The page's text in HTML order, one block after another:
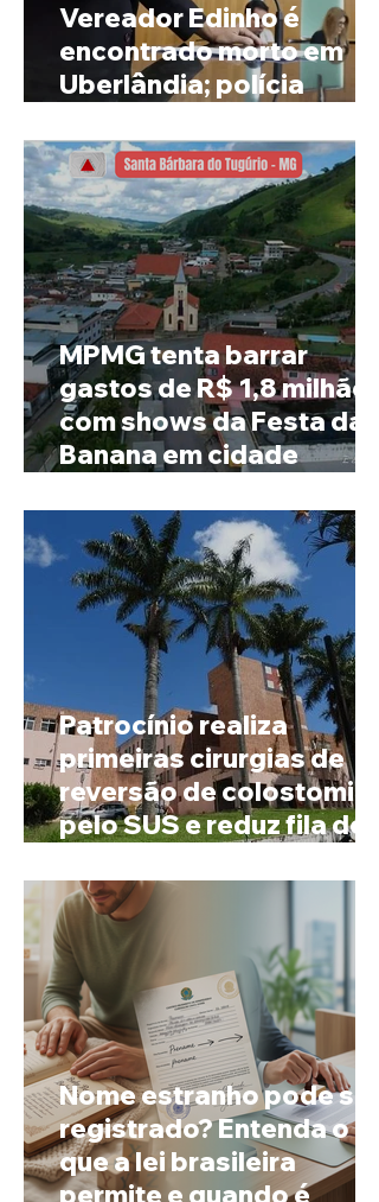
Vereador Edinho é
encontrado morto em
Uberlândia; polícia
MPMG tenta barrar
gastos de R$ 1,8 milhão
com shows da Festa da
Banana em cidade
4 mil habitantes
Patrocínio realiza
primeiras cirurgias de
reversão de colostomia
pelo SUS e reduz fila de
Nome estranho pode ser
registrado? Entenda o
que a lei brasileira
permite e quando é